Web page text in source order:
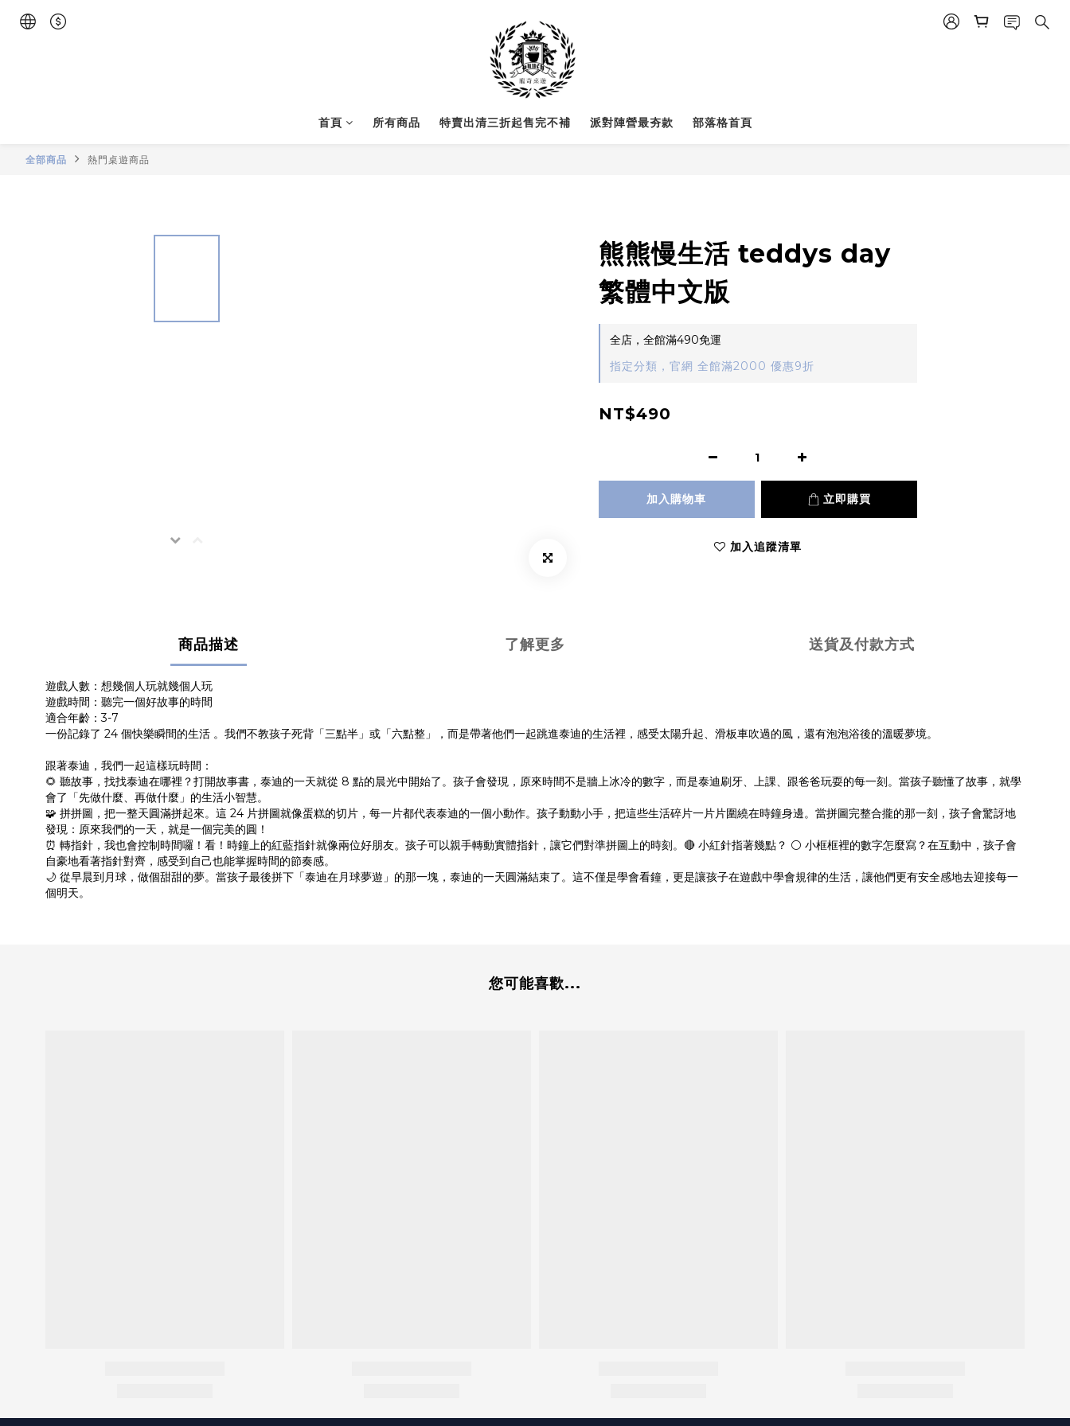
首頁 所有商品 特賣出清三折起售完不補 派對陣營最夯款 部落格首頁
全部商品 熱門桌遊商品
熊熊慢生活 teddys day
繁體中文版
全店，全館滿490免運
指定分類，官網 全館滿2000 優惠9折
NT$490
加入購物車 立即購買
加入追蹤清單
商品描述 了解更多 送貨及付款方式
遊戲人數：想幾個人玩就幾個人玩
遊戲時間：聽完一個好故事的時間
適合年齡：3-7
一份記錄了 24 個快樂瞬間的生活 。我們不教孩子死背「三點半」或「六點整」，而是帶著他們一起跳進泰迪的生活裡，感受太陽升起、滑板車吹過的風，還有泡泡浴後的溫暖夢境。
跟著泰迪，我們一起這樣玩時間：
🌻 聽故事，找找泰迪在哪裡？打開故事書，泰迪的一天就從 8 點的晨光中開始了。孩子會發現，原來時間不是牆上冰冷的數字，而是泰迪刷牙、上課、跟爸爸玩耍的每一刻。當孩子聽懂了故事，就學
會了「先做什麼、再做什麼」的生活小智慧。
🧩 拼拼圖，把一整天圓滿拼起來。這 24 片拼圖就像蛋糕的切片，每一片都代表泰迪的一個小動作。孩子動動小手，把這些生活碎片一片片圍繞在時鐘身邊。當拼圖完整合攏的那一刻，孩子會驚訝地
發現：原來我們的一天，就是一個完美的圓！
⏰ 轉指針，我也會控制時間囉！看！時鐘上的紅藍指針就像兩位好朋友。孩子可以親手轉動實體指針，讓它們對準拼圖上的時刻。🔴 小紅針指著幾點？ ⚪ 小框框裡的數字怎麼寫？在互動中，孩子會
自豪地看著指針對齊，感受到自己也能掌握時間的節奏感。
🌙 從早晨到月球，做個甜甜的夢。當孩子最後拼下「泰迪在月球夢遊」的那一塊，泰迪的一天圓滿結束了。這不僅是學會看鐘，更是讓孩子在遊戲中學會規律的生活，讓他們更有安全感地去迎接每一
個明天。
您可能喜歡...